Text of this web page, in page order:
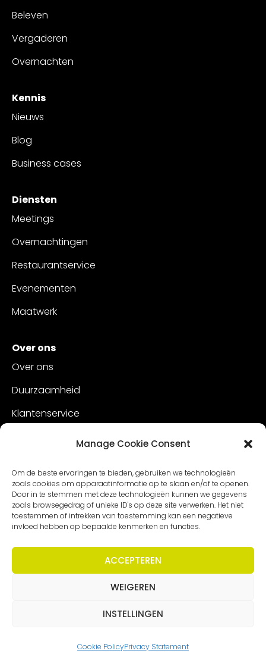
Manage Cookie Consent
Om de beste ervaringen te bieden, gebruiken we technologieën
zoals cookies om apparaatinformatie op te slaan en/of te openen.
Door in te stemmen met deze technologieën kunnen we gegevens
zoals browsegedrag of unieke ID's op deze site verwerken. Het niet
toestemmen of intrekken van toestemming kan een negatieve
invloed hebben op bepaalde kenmerken en functies.
ACCEPTEREN
WEIGEREN
INSTELLINGEN
Cookie PolicyPrivacy Statement
Beleven
Vergaderen
Overnachten
Kennis
Nieuws
Blog
Business cases
Diensten
Meetings
Overnachtingen
Restaurantservice
Evenementen
Maatwerk
Over ons
Over ons
Duurzaamheid
Klantenservice
Voorwaarden| Privacy statement